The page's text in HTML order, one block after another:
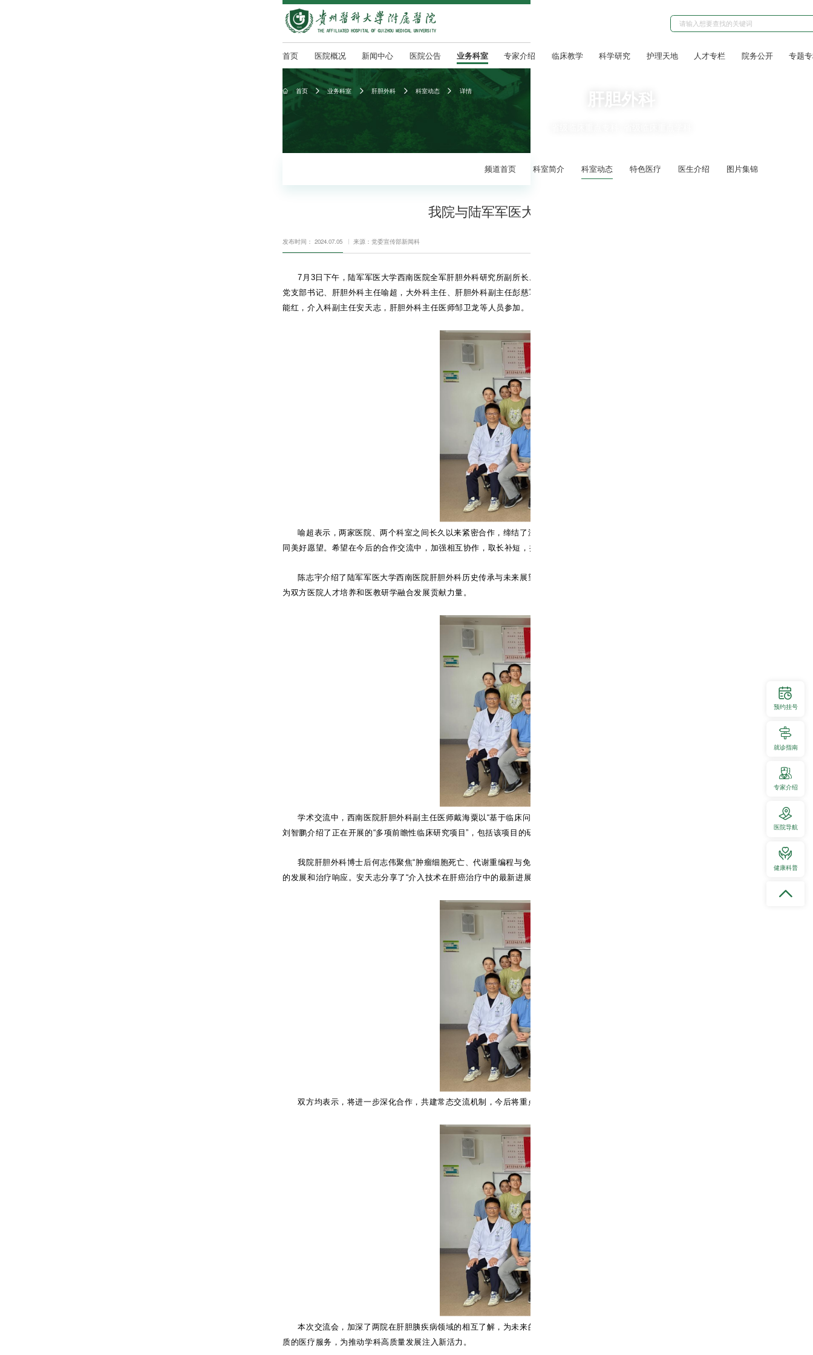
首页 医院概况 新闻中心 医院公告 业务科室 专家介绍 临床教学 科学研究 护理天地 人才专栏 院务公开 专题
 首页  业务科室  肝胆外科  科室动态  详情 肝胆外科
频道首页 科室简介 科室动态 特色医疗 医生介绍 图片集锦
我院与陆军军医大学西南医院举行肝胆胰疾病临床与基础研究交
发布时间： 2024.07.05 来源：党委宣传部新闻科
7月3日下午，陆军军医大学西南医院全军肝胆外科研究所副所长、肝脏外科病区主任陈志宇带队来院开展肝胆胰疾病临床与基础研究交流。
党支部书记、肝胆外科主任喻超，大外科主任、肝胆外科副主任彭慈军，省肝胆胰脾疾病研究所器官移植中心主任、精准医学研究院生物样本库
能红，介入科副主任安天志，肝胆外科主任医师邹卫龙等人员参加。
喻超表示，两家医院、两个科室之间长久以来紧密合作，缔结了深厚友谊，不仅基于双方共同的医学追求和学术探索，更是源于双方对提高医
同美好愿望。希望在今后的合作交流中，加强相互协作，取长补短，携手共进，共促学科发展。
陈志宇介绍了陆军军医大学西南医院肝胆外科历史传承与未来展望。他表示，希望以本次交流会为契机，充分发挥两院、两科室之间的资源优
为双方医院人才培养和医教研学融合发展贡献力量。
学术交流中，西南医院肝胆外科副主任医师戴海粟以“基于临床问题结局的回顾性临床研究”为题，讲述了如何从临床实践中提炼关键问题，并
刘智鹏介绍了正在开展的“多项前瞻性临床研究项目”，包括该项目的研究设计思路、实施过程、初步成果等，并指出项目特别关注创新疗法的评估
我院肝胆外科博士后何志伟聚焦“肿瘤细胞死亡、代谢重编程与免疫微环境之间的Cross-talk机制”，通过一系列实验数据和临床观察结果，揭
的发展和治疗响应。安天志分享了“介入技术在肝癌治疗中的最新进展”，结合丰富的临床经验和前沿研究，讲解了介入治疗的适应症、操作技巧及
双方均表示，将进一步深化合作，共建常态交流机制，今后将重点加强在临床试验设计、科研资源共享等方面的协作，共同推进肝胆胰疾病治
本次交流会，加深了两院在肝胆胰疾病领域的相互了解，为未来的科研合作奠定了坚实基础。未来，双方将共同努力，推动肝胆胰疾病临床与
质的医疗服务，为推动学科高质量发展注入新活力。
预约挂号
就诊指南
专家介绍
医院导航
健康科普